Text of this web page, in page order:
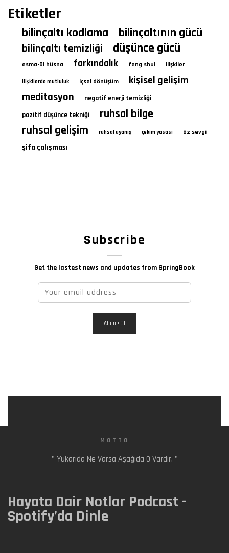
Etiketler
bilinçaltı kodlama bilinçaltının gücü
bilinçaltı temizliği düşünce gücü
esma-ül hüsna farkındalık feng shui ilişkiler
ilişkilerde mutluluk içsel dönüşüm
kişisel gelişim
meditasyon
negatif enerji temizliği
pozitif düşünce tekniği
ruhsal bilge
ruhsal gelişim
ruhsal uyanış çekim yasası öz sevgi
şifa çalışması
Subscribe
Get the lastest news and updates from SpringBook
MOTTO
" Yukarıda Ne Varsa Aşağıda O Vardır. "
Hayata Dair Notlar Podcast -
Spotify’da Dinle